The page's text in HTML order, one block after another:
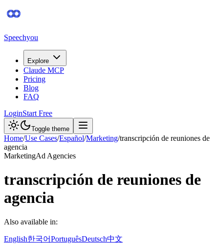
Speechyou
Explore
Claude MCP
Pricing
Blog
FAQ
LoginStart Free
Toggle theme
Home/Use Cases/Español/Marketing/transcripción de reuniones de
agencia
MarketingAd Agencies
transcripción de reuniones de
agencia
Also available in:
English한국어PortuguêsDeutsch中文